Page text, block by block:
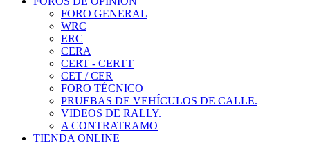
FORO GENERAL
WRC
ERC
CERA
CERT - CERTT
CET / CER
FORO TÉCNICO
PRUEBAS DE VEHÍCULOS DE CALLE.
VIDEOS DE RALLY.
A CONTRATRAMO
TIENDA ONLINE